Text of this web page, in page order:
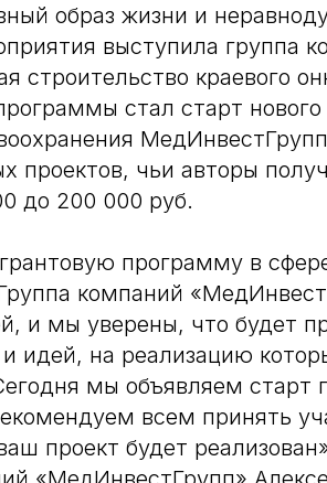
образ жизни и
выступила группа
краевого
стал старт нового
проектов, чьи авторы
до 200 000 руб.
программу в
компаний
и мы уверены, что будет
идей, на реализацию
мы объявляем старт
всем принять
проект будет